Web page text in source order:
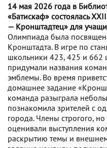
14 мая 2026 года в
«Батискаф» состоялась
— Кронштадтец» для
Олимпиада была
Кронштадта. В игре по
школьники 423, 425 и 662
придумали названия
эмблемы. Во время
домашнее задание
команда разыграла
познакомила зрителей с
города. Члены строгого,
оценивали выступления
раскрытию темы и